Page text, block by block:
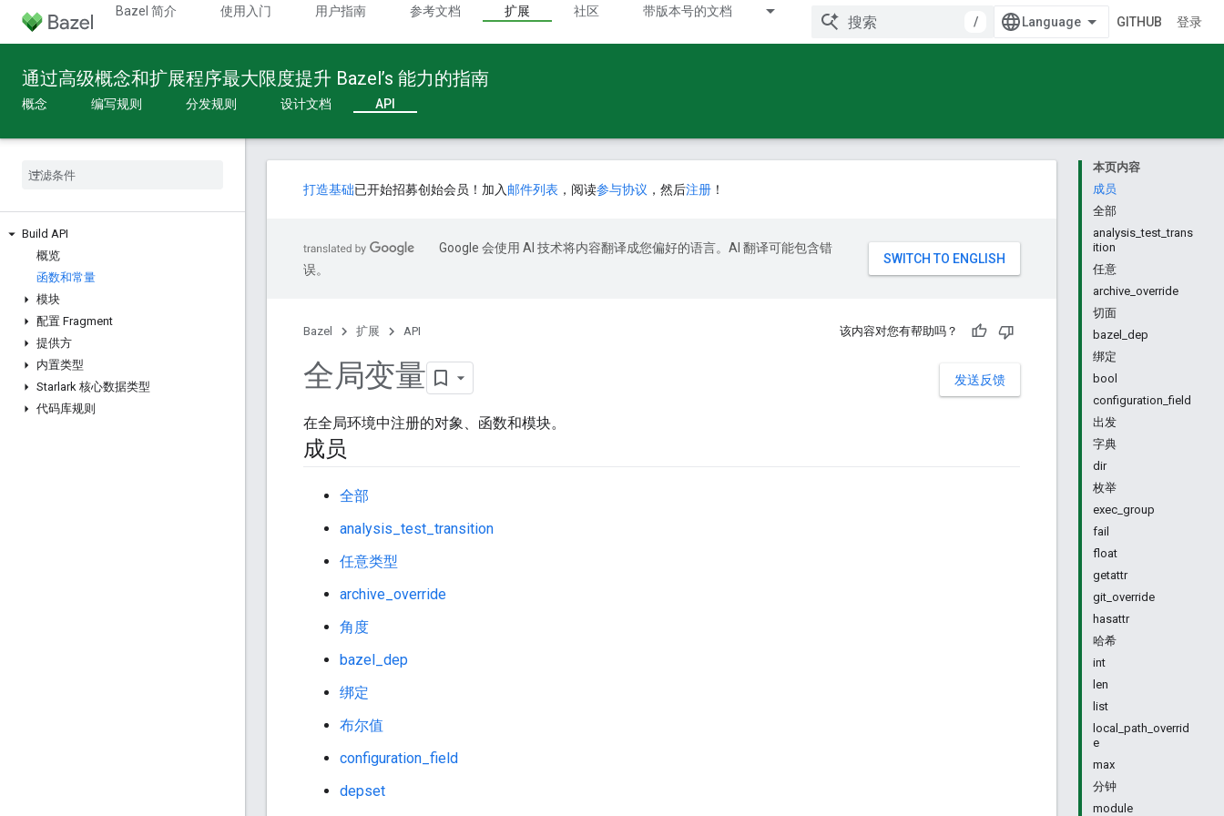
Bazel 简介 使用入门 用户指南 参考文档 扩展 社区 带版本号的文档
/ GITHUB 登录
通过高级概念和扩展程序最大限度提升 Bazel’s 能力的指南
概念 编写规则 分发规则 设计文档 API
Build API
概览
函数和常量
模块
配置 Fragment
提供方
内置类型
Starlark 核心数据类型
代码库规则
本页内容
成员
全部
analysis_test_trans
ition
任意
archive_override
切面
bazel_dep
绑定
bool
configuration_field
出发
字典
dir
枚举
exec_group
fail
float
getattr
git_override
hasattr
哈希
int
len
list
local_path_overrid
e
max
分钟
module
打造基础已开始招募创始会员！加入 邮件列表 ，阅读参与协议 ，然后注册 ！
Google 会使用 AI 技术将内容翻译成您偏好的语言。AI 翻译可能包含错
误。
Bazel 扩展 API 该内容对您有帮助吗？
发送反馈
全局变量
在全局环境中注册的对象、函数和模块。
成员
全部
analysis_test_transition
任意类型
archive_override
角度
bazel_dep
绑定
布尔值
configuration_field
depset